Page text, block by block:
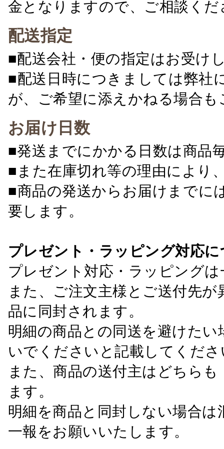
金となりますので、ご相談くだ
配送指定
■配送会社・便の指定はお受け
■配送日時につきましては弊社
が、ご希望に添えかねる場合
お届け日数
■発送までにかかる日数は商品
■また在庫切れ等の理由により
■商品の発送からお届けまでに
要します。
プレゼント・ラッピング対応
プレゼント対応・ラッピング
また、ご注文主様とご送付先
品に同封されます。
明細の商品との同送を避けた
いでくださいと記載してくださ
また、商品の送付主はどちら
ます。
明細を商品と同封しない場合
一報をお願いいたします。